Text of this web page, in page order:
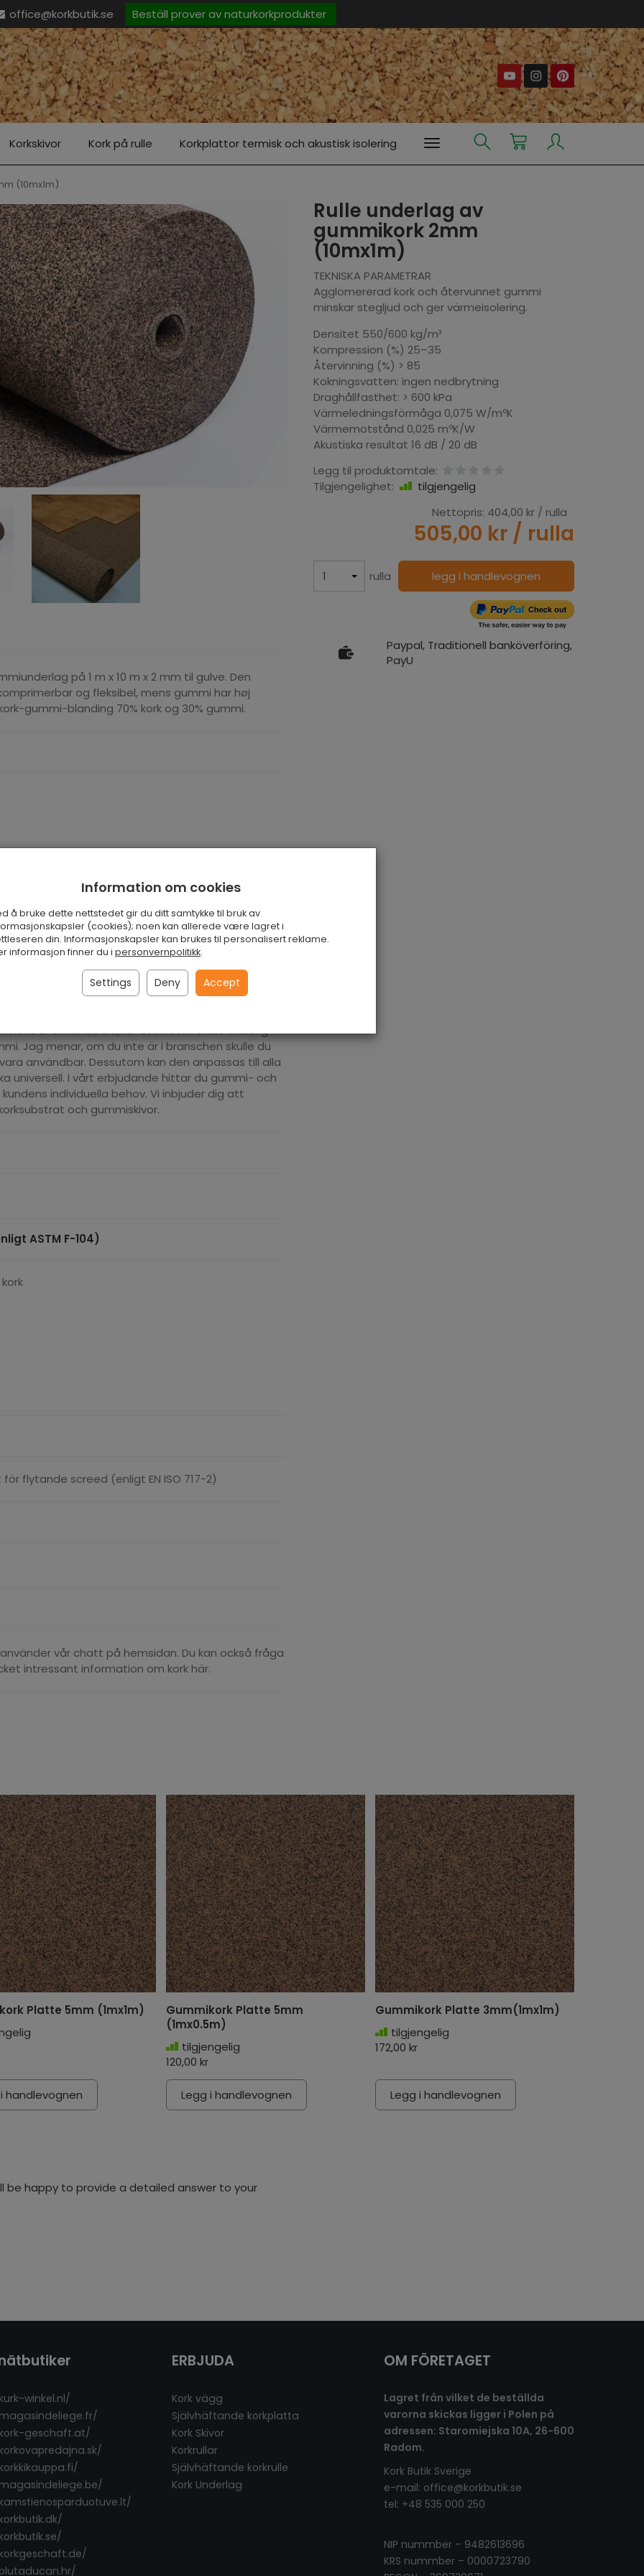
office@korkbutik.se Beställ prover av naturkorkprodukter
Korkskivor Kork på rulle Korkplattor termisk och akustisk isolering
(10mx1m)
Rulle underlag av
gummikork 2mm
(10mx1m)
TEKNISKA PARAMETRAR
Agglomererad kork och återvunnet gummi
minskar stegljud och ger värmeisolering.
Densitet 550/600 kg/m³
Kompression (%) 25–35
Återvinning (%) > 85
Kokningsvatten: ingen nedbrytning
Draghållfasthet: > 600 kPa
Värmeledningsförmåga 0,075 W/mºK
Värmemotstånd 0,025 mºK/W
Akustiska resultat 16 dB / 20 dB
Legg til produktomtale:
Tilgjengelighet:
tilgjengelig
Nettopris: 404,00 kr / rulla
505,00 kr / rulla
rulla legg i handlevognen
Paypal, Traditionell banköverföring,
PayU
på 1 m x 10 m x 2 mm til gulve. Den
og fleksibel, mens gummi har høj
gummi-blanding 70% kork og 30% gummi.
dess dämpande och vibrationsreducerande
eller andra bullriga platser.
för trä-, massiva och självhäftande golv.
är användbara, för utan dem skulle vi aldrig
Jag menar, om du inte är i branschen skulle du
användbar. Dessutom kan den anpassas till alla
universell. I vårt erbjudande hittar du gummi- och
individuella behov. Vi inbjuder dig att
och gummiskivor.
ASTM F-104)
flytande screed (enligt EN ISO 717-2)
vår chatt på hemsidan. Du kan också fråga
intressant information om kork här.
Platte 5mm (1mx1m)
handlevognen
Gummikork Platte 5mm
(1mx0.5m)
tilgjengelig
120,00 kr
Legg i handlevognen
Gummikork Platte 3mm(1mx1m)
tilgjengelig
172,00 kr
Legg i handlevognen
be happy to provide a detailed answer to your
winkel.nl/
geschaft.at/
ERBJUDA
Kork vägg
Självhäftande korkplatta
Kork Skivor
Korkrullar
Självhäftande korkrulle
Kork Underlag
OM FÖRETAGET
Lagret från vilket de beställda
varorna skickas ligger i Polen på
adressen: Staromiejska 10A, 26-600
Radom.
Kork Butik Sverige
e-mail: office@korkbutik.se
tel: +48 535 000 250
NIP nummber – 9482613696
KRS nummber – 0000723790
Information om cookies
å bruke dette nettstedet gir du ditt samtykke til bruk av
(cookies); noen kan allerede være lagret i
din. Informasjonskapsler kan brukes til personalisert reklame.
informasjon finner du i personvernpolitikk.
Settings Deny Accept